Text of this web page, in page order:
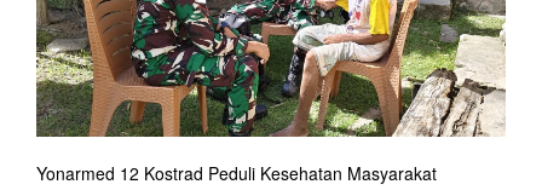
Yonarmed 12 Kostrad Peduli Kesehatan Masyarakat